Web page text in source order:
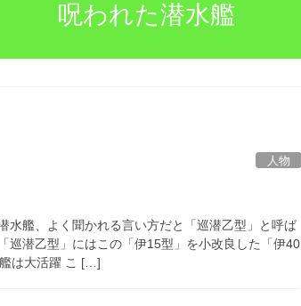
呪われた潜水艦
人物
水艦、よく聞かれる言い方だと「巡潜乙型」と呼ば
巡潜乙型」にはこの「伊15型」を小改良した「伊40
は大活躍 こ […]